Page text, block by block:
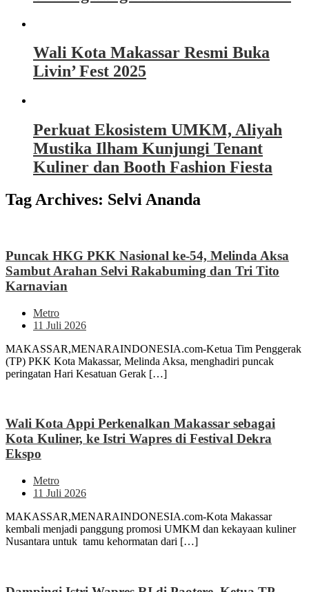
Wali Kota Makassar Resmi Buka
Livin’ Fest 2025
Perkuat Ekosistem UMKM, Aliyah
Mustika Ilham Kunjungi Tenant
Kuliner dan Booth Fashion Fiesta
Tag Archives: Selvi Ananda
Puncak HKG PKK Nasional ke-54, Melinda Aksa
Sambut Arahan Selvi Rakabuming dan Tri Tito
Karnavian
Metro
11 Juli 2026
MAKASSAR,MENARAINDONESIA.com-Ketua Tim Penggerak
(TP) PKK Kota Makassar, Melinda Aksa, menghadiri puncak
peringatan Hari Kesatuan Gerak […]
Wali Kota Appi Perkenalkan Makassar sebagai
Kota Kuliner, ke Istri Wapres di Festival Dekra
Ekspo
Metro
11 Juli 2026
MAKASSAR,MENARAINDONESIA.com-Kota Makassar
kembali menjadi panggung promosi UMKM dan kekayaan kuliner
Nusantara untuk tamu kehormatan dari […]